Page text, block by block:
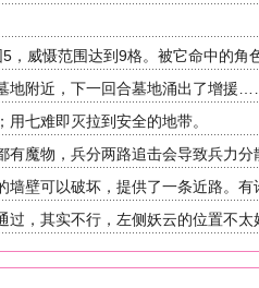
，威慑范围达到9格。被它命中的
地附近，下一回合墓地涌出了增援
七难即灭拉到安全的地带。
有魔物，兵分两路追击会导致兵力
墙壁可以破坏，提供了一条近路。
过，其实不行，左侧妖云的位置不